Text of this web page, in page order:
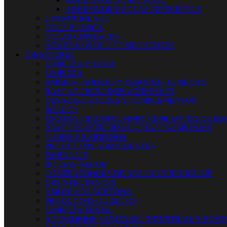
ADHESIVOS Y COLAS ESPECIFICOS
CYANOCRILATO
COLA BLANCA
COLAS CONTACTO
ADHESIVOS DE 2 COMPONENTES
DROGUERIA
LIMPIEZA VILEDA
LIMPIEZA
AMBIENTADORES Y ABSORBE HUMEDAD
RASCADORES-LIMPIACRISTALES
DESATASCADORES Y COMPLEMENTOS
ROLLOS
ESCOBA-FREGONA-MOPA-CEPILLO-
BAYETAS-ESTROPAJOS-TRAPOS-ESPONJAS
CUBOS Y BARREÑOS
PRODUCTOS ABSORBENTES
EMBALAJE
BOLSAS-SACOS
CONTENEDORES DE BASURA Y RECICLAJE
DESINFECTANTES
AMONIACO ACETONA
PRODUCTOS QUIMICOS
LIMPIEZA TEXTIL
ACCESORIOS SANITARIO INDUSTRIAL Y